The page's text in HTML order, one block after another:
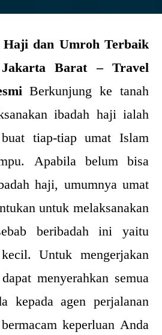
dan Umroh Terbaik
Barat – Travel
Berkunjung ke tanah
ibadah haji ialah
tiap-tiap umat Islam
Apabila belum bisa
haji, umumnya umat
untuk melaksanakan
beribadah ini yaitu
Untuk mengerjakan
menyerahkan semua
kepada agen perjalanan
keperluan Anda